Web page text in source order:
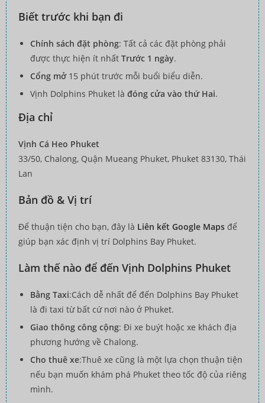
Biết trước khi bạn đi
Chính sách đặt phòng: Tất cả các đặt phòng phải
được thực hiện ít nhất Trước 1 ngày.
Cổng mở15 phút trước mỗi buổi biểu diễn.
Vịnh Dolphins Phuket là đóng cửa vào thứ Hai.
Địa chỉ
Vịnh Cá Heo Phuket
33/50, Chalong, Quận Mueang Phuket, Phuket 83130, Thái
Lan
Bản đồ & Vị trí
Để thuận tiện cho bạn, đây là Liên kết Google Maps để
giúp bạn xác định vị trí Dolphins Bay Phuket.
Làm thế nào để đến Vịnh Dolphins Phuket
Bằng Taxi:Cách dễ nhất để đến Dolphins Bay Phuket
là đi taxi từ bất cứ nơi nào ở Phuket.
Giao thông công cộng: Đi xe buýt hoặc xe khách địa
phương hướng về Chalong.
Cho thuê xe:Thuê xe cũng là một lựa chọn thuận tiện
nếu bạn muốn khám phá Phuket theo tốc độ của riêng
mình.